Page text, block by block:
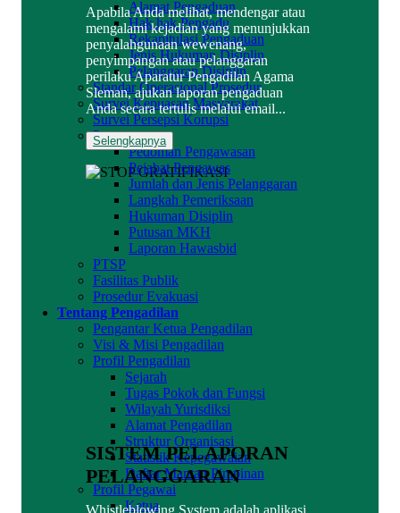
Alamat Pengaduan
Hak hak Pengadu
Rekapitulasi Pengaduan
Jenis Hukuman Disiplin
Pelanggaran Disiplin
Standar Operasional Prosedur
Survei Kepuasan Masyarakat
Survei Persepsi Korupsi
Pengawasan
Pedoman Pengawasan
Pejabat Pengawas
Jumlah dan Jenis Pelanggaran
Langkah Pemeriksaan
Hukuman Disiplin
Putusan MKH
Laporan Hawasbid
PTSP
Fasilitas Publik
Prosedur Evakuasi
Tentang Pengadilan
Pengantar Ketua Pengadilan
Visi & Misi Pengadilan
Profil Pengadilan
Sejarah
Tugas Pokok dan Fungsi
Wilayah Yurisdiksi
Alamat Pengadilan
Struktur Organisasi
Statistik Kepegawaian
Daftar Mantan Pimpinan
Profil Pegawai
Ketua
Apabila Anda melihat, mendengar atau
mengalami kejadian yang menunjukkan
penyalahgunaan wewenang,
penyimpangan atau pelanggaran
perilaku Aparatur Pengadilan Agama
Sleman, ajukan laporan pengaduan
Anda secara tertulis melalui email...
Selengkapnya
SISTEM PELAPORAN
PELANGGARAN
Whistleblowing System adalah aplikasi